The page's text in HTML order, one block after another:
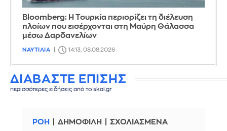
Bloomberg: Η Τουρκία περιορίζει τη διέλευση
πλοίων που εισέρχονται στη Μαύρη Θάλασσα
μέσω Δαρδανελίων
ΝΑΥΤΙΛΙΑ 14:13, 08.08.2026
ΔΙΑΒΑΣΤΕ ΕΠΙΣΗΣ
περισσότερες ειδήσεις από το skai.gr
ΡΟΗ ΔΗΜΟΦΙΛΗ ΣΧΟΛΙΑΣΜΕΝΑ